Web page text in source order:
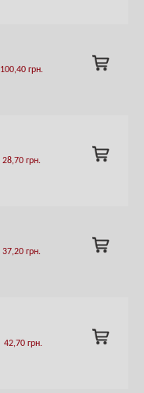
100,40 грн.
ADD
TO
28,70 грн.
ADD
TO
37,20 грн.
ADD
TO
42,70 грн.
ADD
TO